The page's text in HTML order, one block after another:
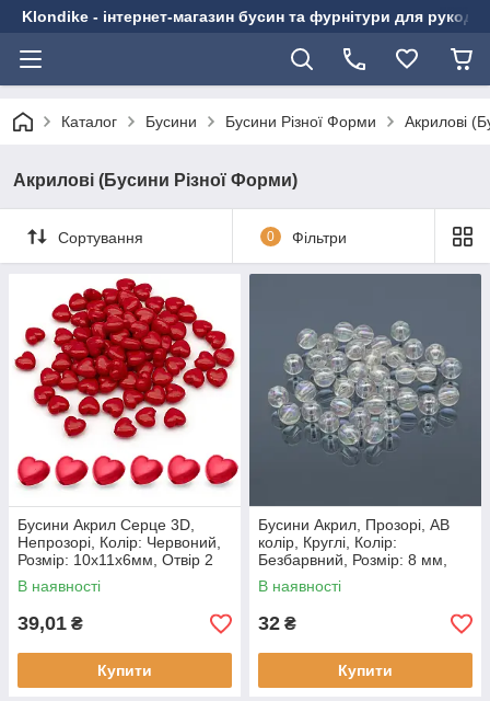
Klondike - інтернет-магазин бусин та фурнітури для
Каталог Бусини Бусини Різної Форми Акрилові
Акрилові (Бусини Різної Форми)
Сортування 0 Фільтри
Бусини Акрил Серце 3D,
Непрозорі, Колір: Червоний,
Розмір: 10х11х6мм, Отвір 2
мм, (50 шт.)
В наявності
39,01 ₴
Купити
Бусини Акрил, Прозорі, АВ
колір, Круглі, Колір:
Безбарвний, Розмір: 8 мм,
Отвір 1.5 мм, (50 шт.)
В наявності
32 ₴
Купити